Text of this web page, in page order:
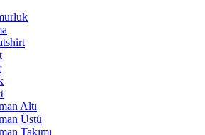
Altı
Üstü
Takımı